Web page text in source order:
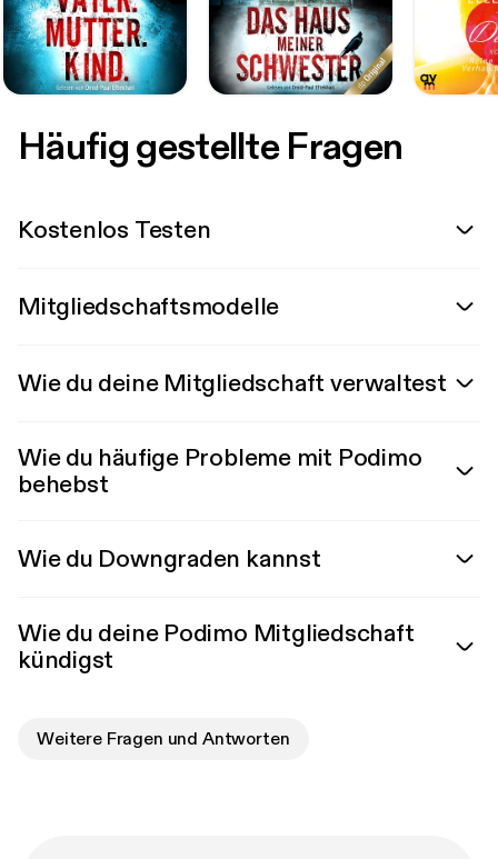
Häufig gestellte Fragen
Kostenlos Testen
Mitgliedschaftsmodelle
Wie du deine Mitgliedschaft verwaltest
Wie du häufige Probleme mit Podimo
behebst
Wie du Downgraden kannst
Wie du deine Podimo Mitgliedschaft
kündigst
Weitere Fragen und Antworten